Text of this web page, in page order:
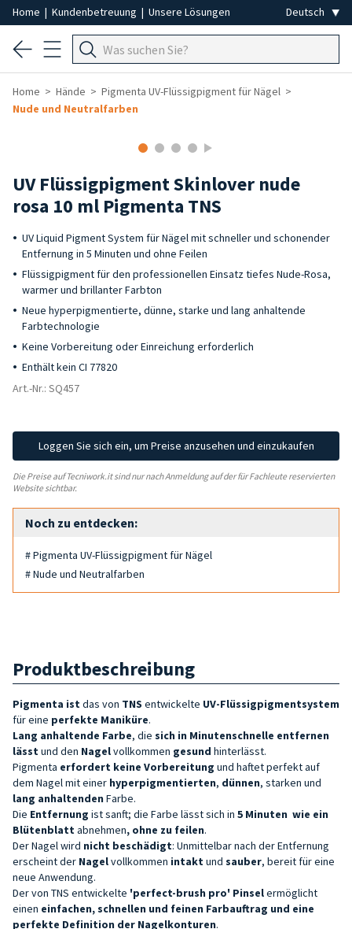
Home | Kundenbetreuung | Unsere Lösungen
Home Hände
Pigmenta UV-Flüssigpigment für Nägel
Nude und Neutralfarben
UV Flüssigpigment Skinlover nude
rosa 10 ml Pigmenta TNS
UV Liquid Pigment System für Nägel mit schneller und schonender
Entfernung in 5 Minuten und ohne Feilen
Flüssigpigment für den professionellen Einsatz tiefes Nude-Rosa,
warmer und brillanter Farbton
Neue hyperpigmentierte, dünne, starke und lang anhaltende
Farbtechnologie
Keine Vorbereitung oder Einreichung erforderlich
Enthält kein CI 77820
Art.-Nr.: SQ457
Loggen Sie sich ein, um Preise anzusehen und einzukaufen
Die Preise auf Tecniwork.it sind nur nach Anmeldung auf der für Fachleute reservierten
Website sichtbar.
Noch zu entdecken:
# Pigmenta UV-Flüssigpigment für Nägel
# Nude und Neutralfarben
Produktbeschreibung
Pigmenta ist das von TNS entwickelte UV-Flüssigpigmentsystem
für eine perfekte Maniküre.
Lang anhaltende Farbe, die sich in Minutenschnelle entfernen
lässt und den Nagelvollkommen gesund hinterlässt.
Pigmenta erfordert keine Vorbereitung und haftet perfekt auf
dem Nagel mit einer hyperpigmentierten, dünnen, starken und
lang anhaltenden Farbe.
Die Entfernung ist sanft; die Farbe lässt sich in 5 Minuten wie ein
Blütenblatt abnehmen, ohne zu feilen.
Der Nagel wird nicht beschädigt: Unmittelbar nach der Entfernung
erscheint der Nagelvollkommen intakt und sauber, bereit für eine
neue Anwendung.
Der von TNS entwickelte 'perfect-brush pro' Pinselermöglicht
einen einfachen, schnellen und feinen Farbauftrag und eine
perfekte Definition der Nagelkonturen.